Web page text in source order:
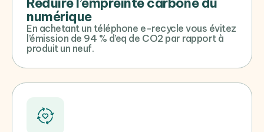
numérique
En achetant un téléphone e-recycle vous évitez
l’émission de 94 % d’eq de CO2 par rapport à
produit un neuf.